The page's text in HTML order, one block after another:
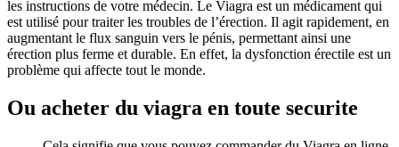
les instructions de votre médecin. Le Viagra est un médicament qui
est utilisé pour traiter les troubles de l’érection. Il agit rapidement, en
augmentant le flux sanguin vers le pénis, permettant ainsi une
érection plus ferme et durable. En effet, la dysfonction érectile est un
problème qui affecte tout le monde.
Ou acheter du viagra en toute securite